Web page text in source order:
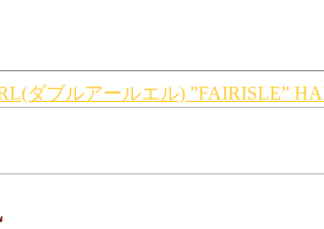
ダブルアールエル) ”FAIRISLE”